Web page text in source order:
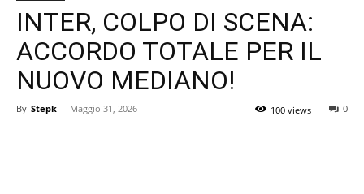
INTER, COLPO DI SCENA:
ACCORDO TOTALE PER IL
NUOVO MEDIANO!
By Stepk - Maggio 31, 2026 0
100 views